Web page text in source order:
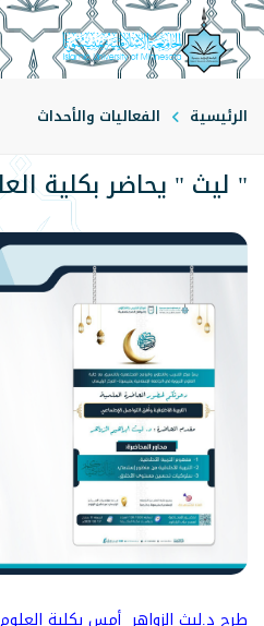
الرئيسية الفعاليات والأحداث
" ليث " يحاضر بكلية
طرح د.ليث الزواهر أمس بكلية